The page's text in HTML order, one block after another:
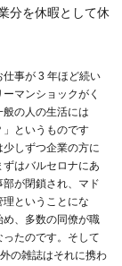
分を休暇として休
仕事が 3 年ほど続い
マンショックがく
般の人の生活には
」というものです
しずつ企業の方に
はバルセロナにあ
部が閉鎖され、マド
理ということにな
め、多数の同僚が職
ったのです。そして
の雑誌はそれに携わ